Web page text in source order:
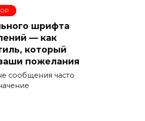
шрифта
— как
который
пожелания
сообщения часто